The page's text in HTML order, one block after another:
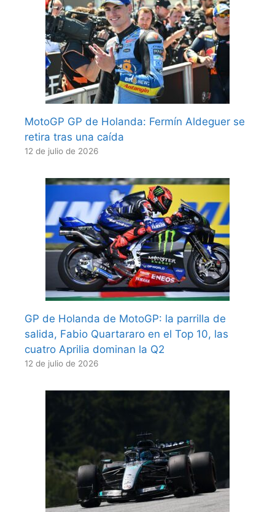
MotoGP GP de Holanda: Fermín Aldeguer se
retira tras una caída
12 de julio de 2026
GP de Holanda de MotoGP: la parrilla de
salida, Fabio Quartararo en el Top 10, las
cuatro Aprilia dominan la Q2
12 de julio de 2026